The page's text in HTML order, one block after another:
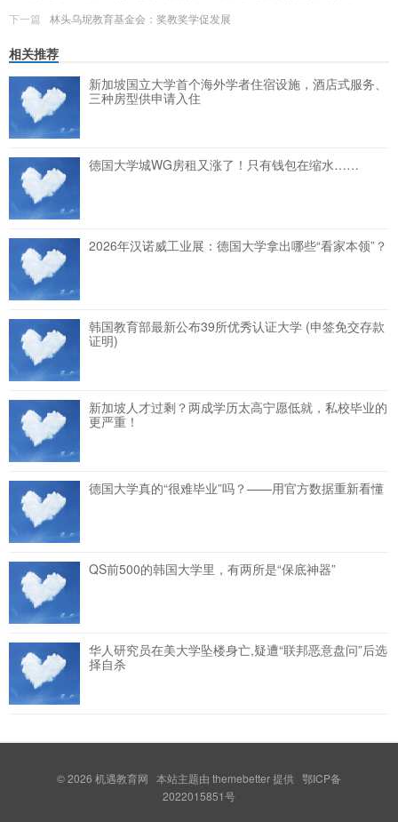
下一篇
林头乌坭教育基金会：奖教奖学促发展
相关推荐
新加坡国立大学首个海外学者住宿设施，酒店式服务、
三种房型供申请入住
德国大学城WG房租又涨了！只有钱包在缩水……
2026年汉诺威工业展：德国大学拿出哪些“看家本领”？
韩国教育部最新公布39所优秀认证大学 (申签免交存款
证明)
新加坡人才过剩？两成学历太高宁愿低就，私校毕业的
更严重！
德国大学真的“很难毕业”吗？——用官方数据重新看懂
QS前500的韩国大学里，有两所是“保底神器”
华人研究员在美大学坠楼身亡,疑遭“联邦恶意盘问”后选
择自杀
© 2026 机遇教育网 本站主题由 themebetter提供 鄂ICP备
2022015851号